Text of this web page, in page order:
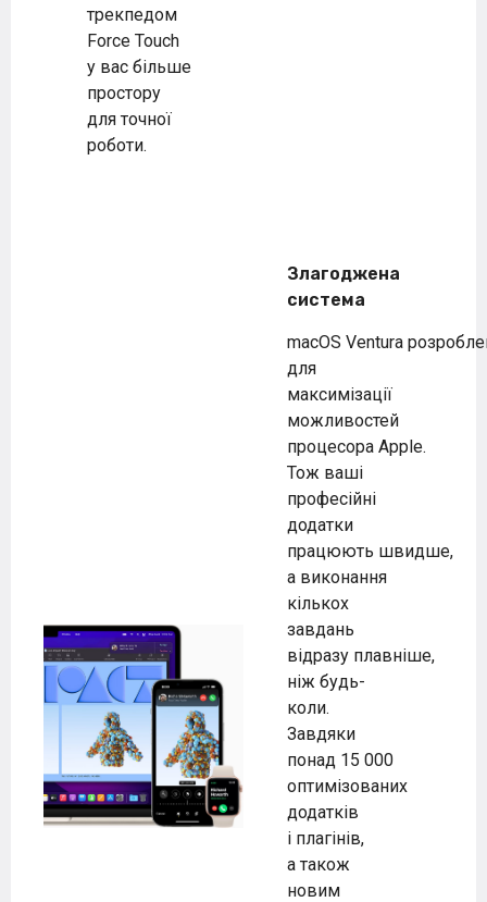
трекпедом
Force Touch
у вас більше
простору
для точної
роботи.
Злагоджена
система
macOS Ventura
для
максимізації
можливостей
процесора Apple.
Тож ваші
професійні
додатки
працюють швидше,
а виконання
кількох
завдань
відразу плавніше,
ніж будь-
коли.
Завдяки
понад 15 000
оптимізованих
додатків
і плагінів,
а також
новим